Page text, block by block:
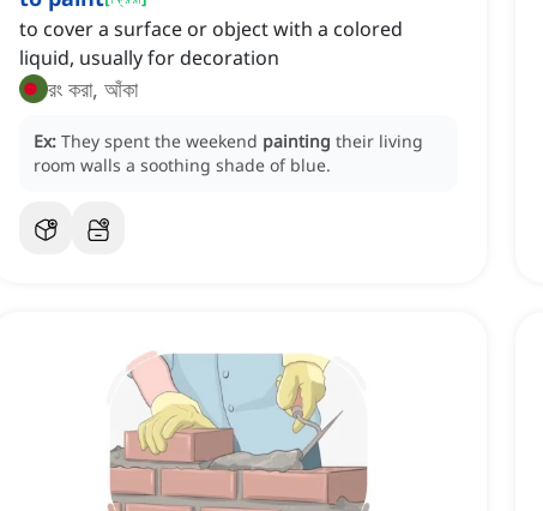
to cover a surface or object with a colored
liquid, usually for decoration
রং করা, আঁকা
Ex: They spent the weekend painting their living
room walls a soothing shade of blue.